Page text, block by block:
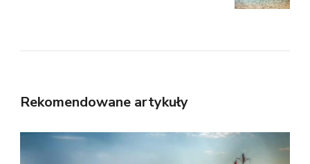
Rekomendowane artykuły